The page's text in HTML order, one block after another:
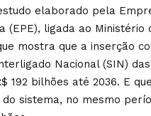
elaborado pela
(EPE), ligada ao Ministério
mostra que a inserção
Nacional (SIN)
192 bilhões até 2036. E
sistema, no mesmo